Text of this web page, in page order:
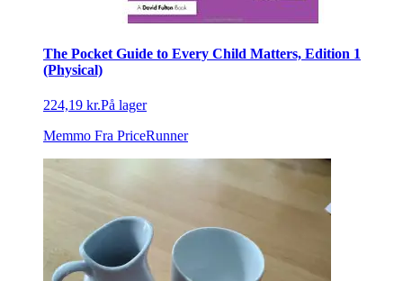
The Pocket Guide to Every Child Matters, Edition 1
(Physical)
224,19 kr.På lager
Memmo Fra PriceRunner